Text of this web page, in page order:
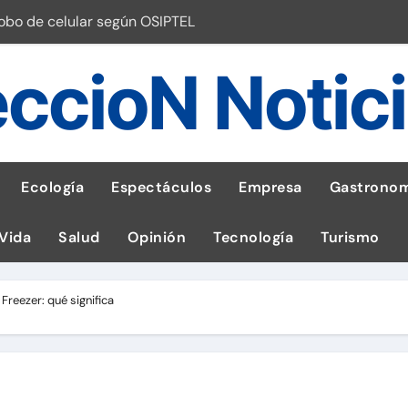
de celular según OSIPTEL
¡Descarga la app de Meridianbet y gana una jugada gratis
inspirado en la fuerza de un volcán
1,600 equipos educativos
por ignorar distancias de seguridad
de GEI en sus operaciones
Ecología Espectáculos Empresa
Salud Opinión Tecnología Turismo
qué significa